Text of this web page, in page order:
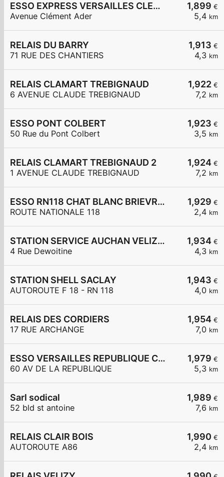
1,899 €
5,4 km
ESSO EXPRESS VERSAILLES CLEMENT ADER
Avenue Clément Ader
1,913 €
4,3 km
RELAIS DU BARRY
71 RUE DES CHANTIERS
1,922 €
7,2 km
RELAIS CLAMART TREBIGNAUD
6 AVENUE CLAUDE TREBIGNAUD
1,923 €
3,5 km
ESSO PONT COLBERT
50 Rue du Pont Colbert
1,924 €
7,2 km
RELAIS CLAMART TREBIGNAUD 2
1 AVENUE CLAUDE TREBIGNAUD
1,929 €
2,4 km
ESSO RN118 CHAT BLANC BRIEVRES
ROUTE NATIONALE 118
1,934 €
4,3 km
STATION SERVICE AUCHAN VELIZY 2
4 Rue Dewoitine
1,943 €
4,0 km
STATION SHELL SACLAY
AUTOROUTE F 18 - RN 118
1,954 €
7,0 km
RELAIS DES CORDIERS
17 RUE ARCHANGE
1,979 €
5,3 km
ESSO VERSAILLES REPUBLIQUE Carrefour Express
60 AV DE LA REPUBLIQUE
1,989 €
7,6 km
Sarl sodical
52 bld st antoine
1,990 €
2,4 km
RELAIS CLAIR BOIS
AUTOROUTE A86